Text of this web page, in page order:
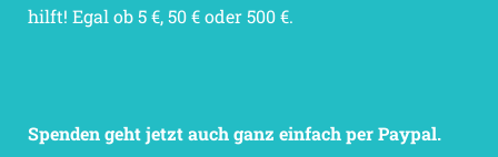
hilft! Egal ob 5 €, 50 € oder 500 €.
Spenden geht jetzt auch ganz einfach per Paypal.